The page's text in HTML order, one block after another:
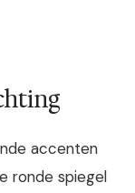
accenten
ronde spiegel